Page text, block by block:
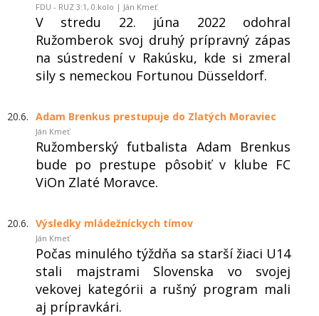
FDU - RUZ 3:1, 0.kolo | Ján Kmeť
V stredu 22. júna 2022 odohral
Ružomberok svoj druhý prípravný zápas
na sústredení v Rakúsku, kde si zmeral
sily s nemeckou Fortunou Düsseldorf.
20.6. Adam Brenkus prestupuje do Zlatých Moraviec
Ján Kmeť
Ružomberský futbalista Adam Brenkus
bude po prestupe pôsobiť v klube FC
ViOn Zlaté Moravce.
20.6. Výsledky mládežníckych tímov
Ján Kmeť
Počas minulého týždňa sa starší žiaci U14
stali majstrami Slovenska vo svojej
vekovej kategórii a rušný program mali
aj prípravkári.